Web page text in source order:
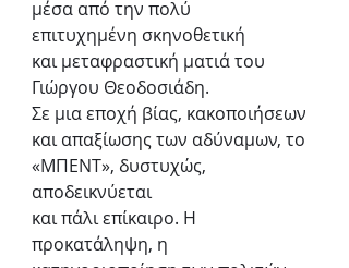
μέσα από την πολύ
επιτυχημένη σκηνοθετική
και μεταφραστική ματιά του
Γιώργου Θεοδοσιάδη.
Σε μια εποχή βίας, κακοποιήσεων
και απαξίωσης των αδύναμων, το
«ΜΠΕΝΤ», δυστυχώς,
αποδεικνύεται
και πάλι επίκαιρο. Η
προκατάληψη, η